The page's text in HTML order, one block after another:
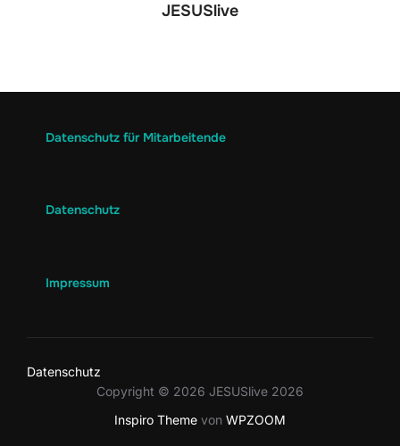
JESUSlive
Datenschutz für Mitarbeitende
Datenschutz
Impressum
Datenschutz
Copyright © 2026 JESUSlive 2026
Inspiro Theme von WPZOOM